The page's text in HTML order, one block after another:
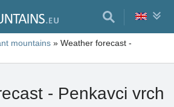
mountains » Weather forecast -
- Penkavci vrch